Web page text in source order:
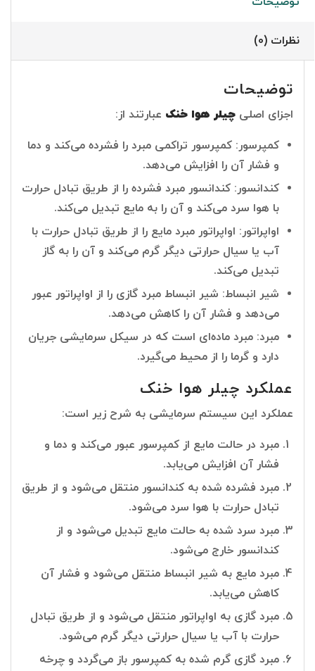
نظرات (0)
توضیحات
اجزای اصلی چیلر هوا خنک عبارتند از:
کمپرسور: کمپرسور تراکمی مبرد را فشرده می‌کند و دما
و فشار آن را افزایش می‌دهد.
کندانسور: کندانسور مبرد فشرده را از طریق تبادل حرارت
با هوا سرد می‌کند و آن را به مایع تبدیل می‌کند.
اواپراتور: اواپراتور مبرد مایع را از طریق تبادل حرارت با
آب یا سیال حرارتی دیگر گرم می‌کند و آن را به گاز
تبدیل می‌کند.
شیر انبساط: شیر انبساط مبرد گازی را از اواپراتور عبور
می‌دهد و فشار آن را کاهش می‌دهد.
مبرد: مبرد ماده‌ای است که در سیکل سرمایشی جریان
دارد و گرما را از محیط می‌گیرد.
عملکرد چیلر هوا خنک
عملکرد این سیستم سرمایشی به شرح زیر است:
مبرد در حالت مایع از کمپرسور عبور می‌کند و دما و
فشار آن افزایش می‌یابد.
مبرد فشرده شده به کندانسور منتقل می‌شود و از طریق
تبادل حرارت با هوا سرد می‌شود.
مبرد سرد شده به حالت مایع تبدیل می‌شود و از
کندانسور خارج می‌شود.
مبرد مایع به شیر انبساط منتقل می‌شود و فشار آن
کاهش می‌یابد.
مبرد گازی به اواپراتور منتقل می‌شود و از طریق تبادل
حرارت با آب یا سیال حرارتی دیگر گرم می‌شود.
مبرد گازی گرم شده به کمپرسور باز می‌گردد و چرخه